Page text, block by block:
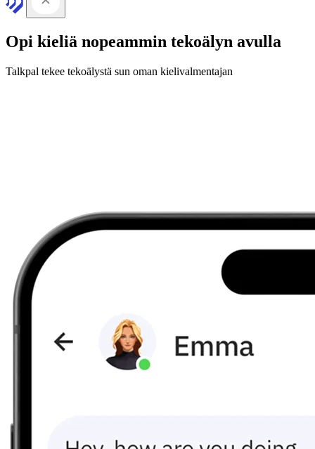
Opi kieliä nopeammin tekoälyn avulla
Talkpal tekee tekoälystä sun oman kielivalmentajan